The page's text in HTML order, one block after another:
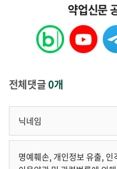
약업신문
전체댓글0개